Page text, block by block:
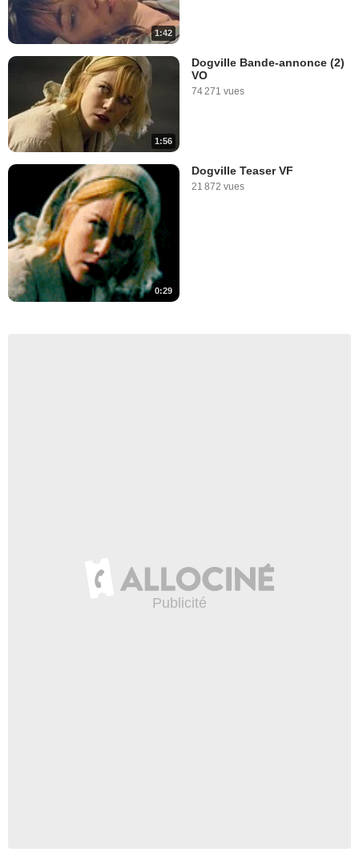
1:42
1:56
Dogville Bande-annonce (2)
VO
74 271 vues
0:29
Dogville Teaser VF
21 872 vues